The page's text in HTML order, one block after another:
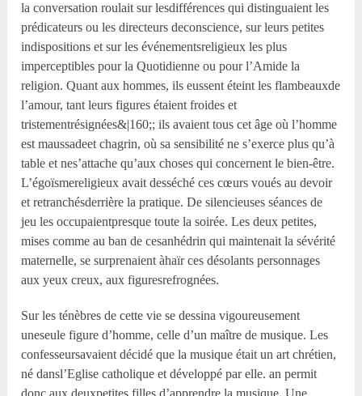
la conversation roulait sur lesdifférences qui distinguaient les
prédicateurs ou les directeurs deconscience, sur leurs petites
indispositions et sur les événementsreligieux les plus
imperceptibles pour la Quotidienne ou pour l’Amide la
religion. Quant aux hommes, ils eussent éteint les flambeauxde
l’amour, tant leurs figures étaient froides et
tristementrésignées&|160;; ils avaient tous cet âge où l’homme
est maussadeet chagrin, où sa sensibilité ne s’exerce plus qu’à
table et nes’attache qu’aux choses qui concernent le bien-être.
L’égoïsmereligieux avait desséché ces cœurs voués au devoir
et retranchésderrière la pratique. De silencieuses séances de
jeu les occupaientpresque toute la soirée. Les deux petites,
mises comme au ban de cesanhédrin qui maintenait la sévérité
maternelle, se surprenaient àhaïr ces désolants personnages
aux yeux creux, aux figuresrefrognées.
Sur les ténèbres de cette vie se dessina vigoureusement
uneseule figure d’homme, celle d’un maître de musique. Les
confesseursavaient décidé que la musique était un art chrétien,
né dansl’Eglise catholique et développé par elle. an permit